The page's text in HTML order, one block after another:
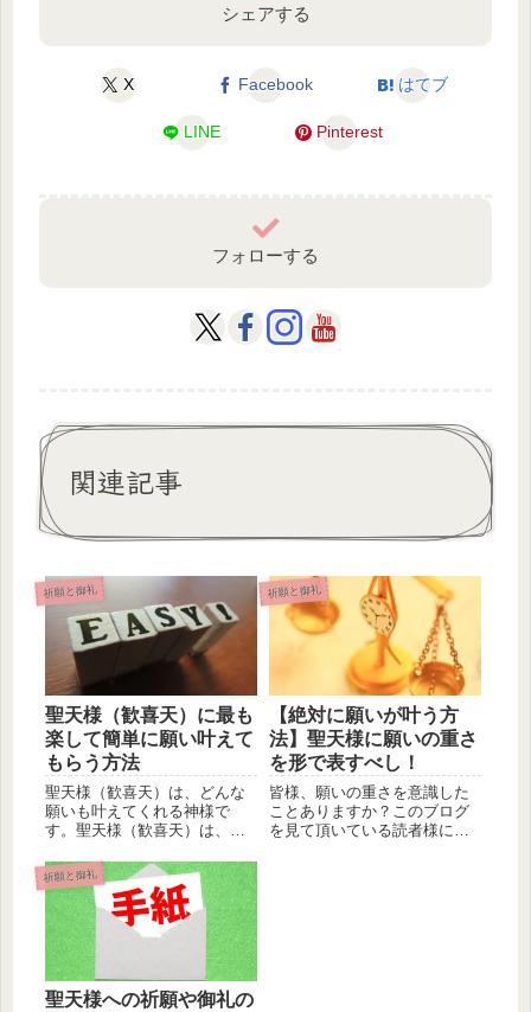
シェアする
X Facebook はてブ
LINE Pinterest
フォローする
関連記事
祈願と御礼
聖天様（歓喜天）に最も
楽して簡単に願い叶えて
もらう方法
聖天様（歓喜天）は、どんな
願いも叶えてくれる神様で
す。聖天様（歓喜天）は、他
えてくれる...
祈願と御礼
【絶対に願いが叶う方
法】聖天様に願いの重さ
を形で表すべし！
皆様、願いの重さを意識した
ことありますか？このブログ
を見て頂いている読者様に
祈願と御礼
聖天様への祈願や御礼の